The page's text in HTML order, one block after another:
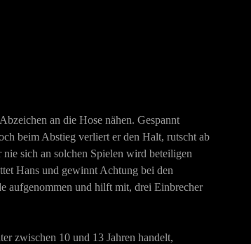
an die Hose nähen. Gespannt
beim Abstieg verliert er den Halt, rutscht ab
sich an solchen Spielen wird beteiligen
Hans und gewinnt Achtung bei den
aufgenommen und hilft mit, drei Einbrecher
zwischen 10 und 13 Jahren handelt,